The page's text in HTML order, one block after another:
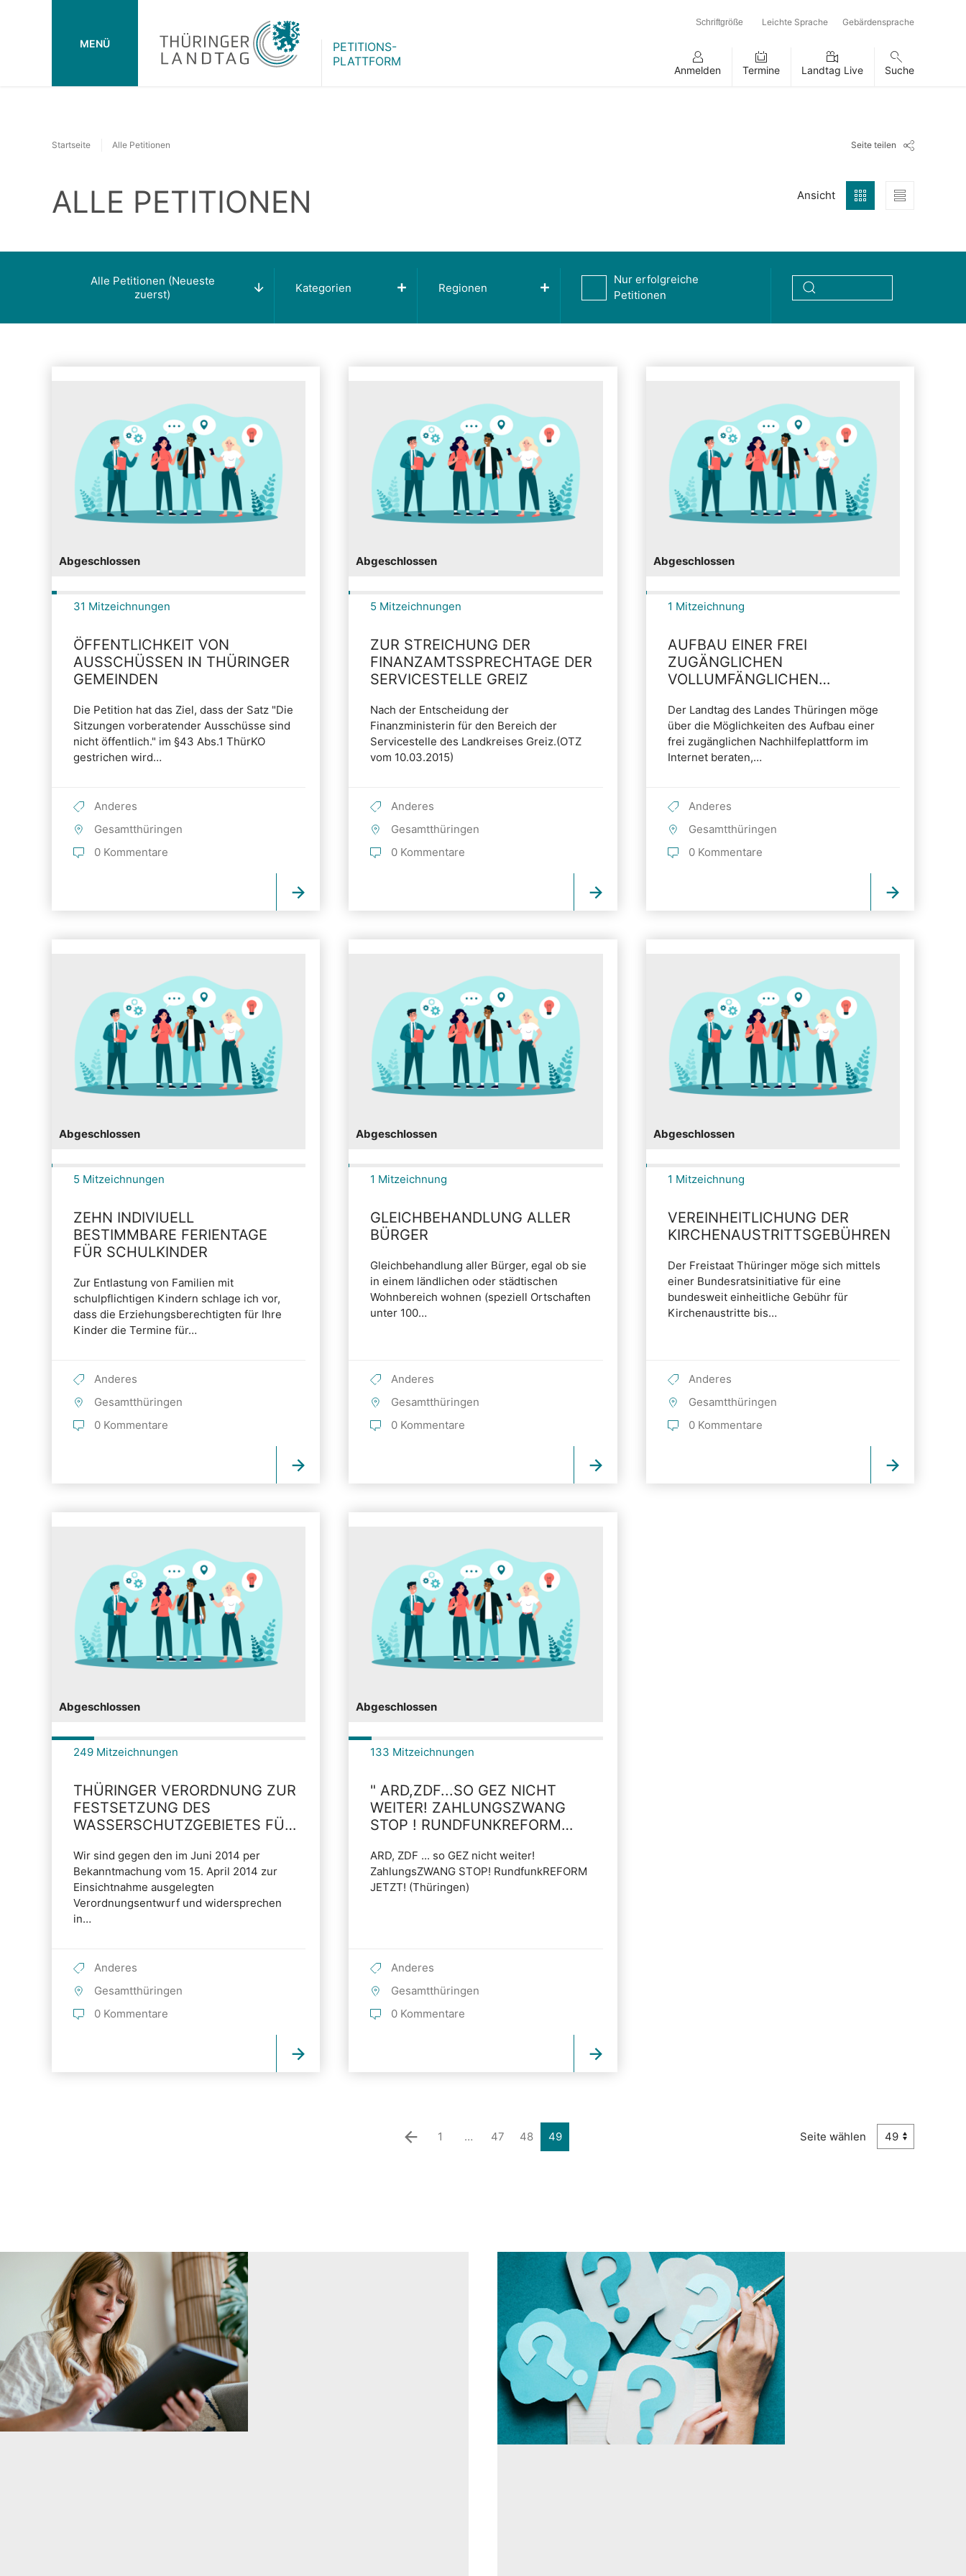
MENÜ
PETITIONS-
PLATTFORM
Schriftgröße Leichte Sprache Gebärdensprache
Anmelden Termine Landtag Live Suche
Startseite Alle Petitionen Seite teilen
ALLE PETITIONEN Ansicht
Alle Petitionen (Neueste
zuerst)
Kategorien Regionen
Nur erfolgreiche
Petitionen
Abgeschlossen
31 Mitzeichnungen
ÖFFENTLICHKEIT VON
AUSSCHÜSSEN IN THÜRINGER
GEMEINDEN
Die Petition hat das Ziel, dass der Satz "Die
Sitzungen vorberatender Ausschüsse sind
nicht öffentlich." im §43 Abs.1 ThürKO
gestrichen wird…
Anderes
Gesamtthüringen
0 Kommentare
Abgeschlossen
5 Mitzeichnungen
ZUR STREICHUNG DER
FINANZAMTSSPRECHTAGE DER
SERVICESTELLE GREIZ
Nach der Entscheidung der
Finanzministerin für den Bereich der
Servicestelle des Landkreises Greiz.(OTZ
vom 10.03.2015)
Anderes
Gesamtthüringen
0 Kommentare
Abgeschlossen
1 Mitzeichnung
AUFBAU EINER FREI
ZUGÄNGLICHEN
VOLLUMFÄNGLICHEN
Der Landtag des Landes Thüringen möge
über die Möglichkeiten des Aufbau einer
frei zugänglichen Nachhilfeplattform im
Internet beraten,…
Anderes
Gesamtthüringen
0 Kommentare
Abgeschlossen
5 Mitzeichnungen
ZEHN INDIVIUELL
BESTIMMBARE FERIENTAGE
FÜR SCHULKINDER
Zur Entlastung von Familien mit
schulpflichtigen Kindern schlage ich vor,
dass die Erziehungsberechtigten für Ihre
Kinder die Termine für…
Anderes
Gesamtthüringen
0 Kommentare
Abgeschlossen
1 Mitzeichnung
GLEICHBEHANDLUNG ALLER
BÜRGER
Gleichbehandlung aller Bürger, egal ob sie
in einem ländlichen oder städtischen
Wohnbereich wohnen (speziell Ortschaften
unter 100…
Anderes
Gesamtthüringen
0 Kommentare
Abgeschlossen
1 Mitzeichnung
VEREINHEITLICHUNG DER
KIRCHENAUSTRITTSGEBÜHREN
Der Freistaat Thüringer möge sich mittels
einer Bundesratsinitiative für eine
bundesweit einheitliche Gebühr für
Kirchenaustritte bis…
Anderes
Gesamtthüringen
0 Kommentare
Abgeschlossen
249 Mitzeichnungen
THÜRINGER VERORDNUNG ZUR
FESTSETZUNG DES
WASSERSCHUTZGEBIETES FÜR
TRINKWASSERGEWINNUNGSANLAGEN
DER ERFURTER WASSERWERKE
Wir sind gegen den im Juni 2014 per
Bekanntmachung vom 15. April 2014 zur
Einsichtnahme ausgelegten
Verordnungsentwurf und widersprechen
in…
Anderes
Gesamtthüringen
0 Kommentare
Abgeschlossen
133 Mitzeichnungen
" ARD,ZDF...SO GEZ NICHT
WEITER! ZAHLUNGSZWANG
STOP ! RUNDFUNKREFORM
ARD, ZDF ... so GEZ nicht weiter!
ZahlungsZWANG STOP! RundfunkREFORM
JETZT! (Thüringen)
Anderes
Gesamtthüringen
0 Kommentare
1 … 47 48 49 Seite wählen